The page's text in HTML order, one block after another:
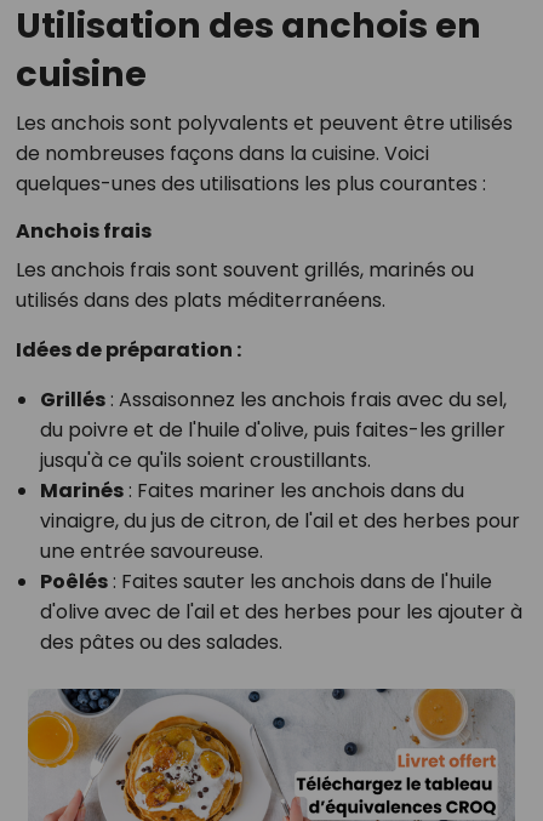
Utilisation des anchois en
cuisine
Les anchois sont polyvalents et peuvent être utilisés
de nombreuses façons dans la cuisine. Voici
quelques-unes des utilisations les plus courantes :
Anchois frais
Les anchois frais sont souvent grillés, marinés ou
utilisés dans des plats méditerranéens.
Idées de préparation :
Grillés: Assaisonnez les anchois frais avec du sel,
du poivre et de l'huile d'olive, puis faites-les griller
jusqu'à ce qu'ils soient croustillants.
Marinés: Faites mariner les anchois dans du
vinaigre, du jus de citron, de l'ail et des herbes pour
une entrée savoureuse.
Poêlés: Faites sauter les anchois dans de l'huile
d'olive avec de l'ail et des herbes pour les ajouter à
des pâtes ou des salades.